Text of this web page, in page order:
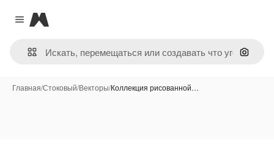
Close menu
Magnific
Поиск
Главная/Стоковый/Векторы/Коллекция рисованной…